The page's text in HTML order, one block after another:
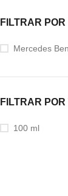
FILTRAR
Mercedes
FILTRAR
100 ml